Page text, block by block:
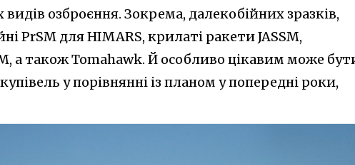
озброєння. Зокрема, далекобійних зразків,
PrSM для HIMARS, крилаті ракети JASSM,
а також Tomahawk. Й особливо цікавим може
у порівнянні із планом у попередні роки,